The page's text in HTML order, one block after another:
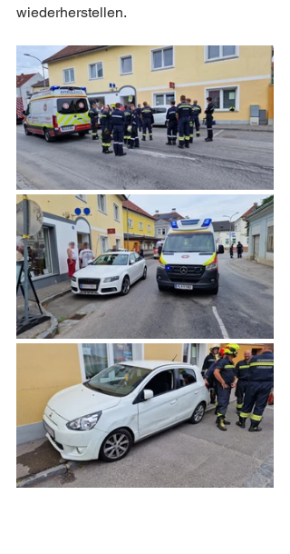
wiederherstellen.